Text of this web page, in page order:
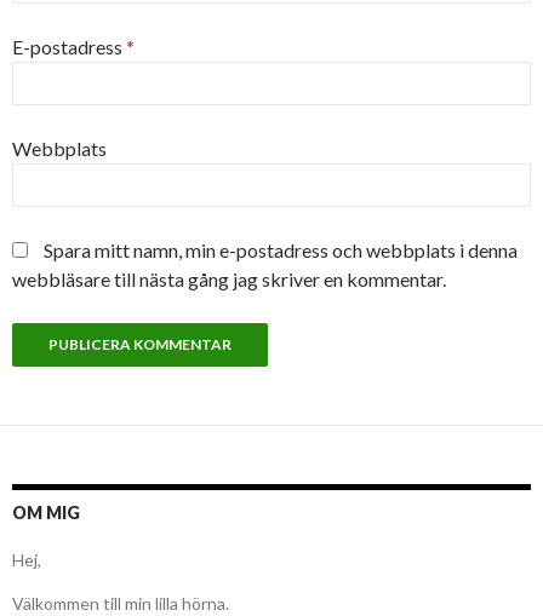
E-postadress *
Webbplats
Spara mitt namn, min e-postadress och webbplats i denna
webbläsare till nästa gång jag skriver en kommentar.
OM MIG
Hej,
Välkommen till min lilla hörna.